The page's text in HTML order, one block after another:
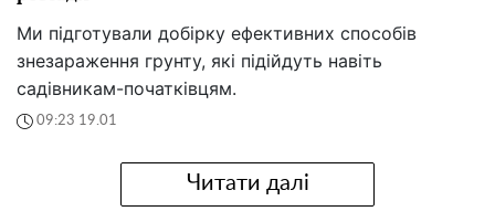
Ми підготували добірку ефективних способів
знезараження грунту, які підійдуть навіть
садівникам-початківцям.
09:23 19.01
Читати далі